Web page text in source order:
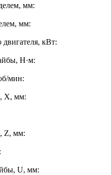
мм:
мм:
кВт:
Н·м:
мин:
X, мм:
Z, мм:
U, мм: